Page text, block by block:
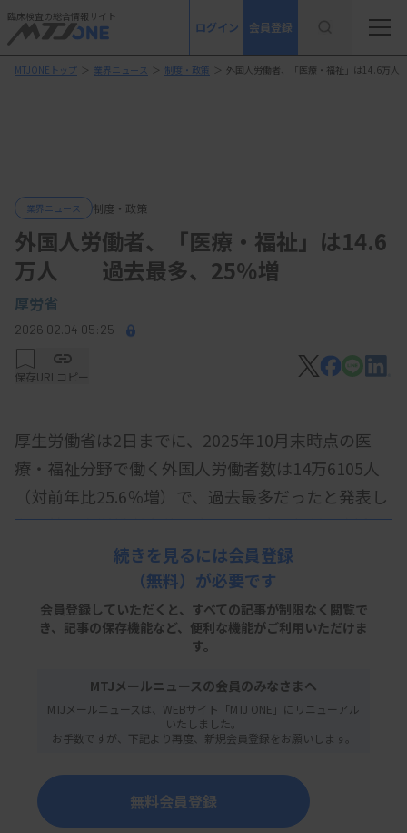
臨床検査の総合情報サイト
ログイン 会員登録
MTJONEトップ ＞ 業界ニュース ＞ 制度・政策 ＞ 外国人労働者、「医療・福祉」は14.6万
業界ニュース 制度・政策
外国人労働者、「医療・福祉」は14.6
万人 過去最多、25％増
厚労省
2026.02.04 05:25
保存URLコピー
厚生労働省は2日までに、2025年10月末時点の医
療・福祉分野で働く外国人労働者数は14万6105人
（対前年比25.6％増）で、過去最多だったと発表し
た。外国人労働者全体に占める医療・福祉の割合は
5.7％だった。
事業主が届け出た外国人雇用の状況を集計し、公表
した。医療・福祉の国籍別労働者はインドネシア人
が最多の2万8224人。次いでミャンマー人2万7361
人、ベトナム人2万4820人だった。
外国人労働者数は全体で257万1037人（11.7％増）
で過去最多だった。製造業に全体の24.7％となる63
万5075人が従事していた。
続きを見るには会員登録
（無料）が必要です
会員登録していただくと、すべての記事が制限なく閲覧で
き、 記事の保存機能など、便利な機能がご利用いただけま
す。
MTJメールニュースの会員のみなさまへ
MTJメールニュースは、WEBサイト「MTJ ONE」にリニューアル
いたしました。
お手数ですが、下記より再度、新規会員登録をお願いします。
無料会員登録